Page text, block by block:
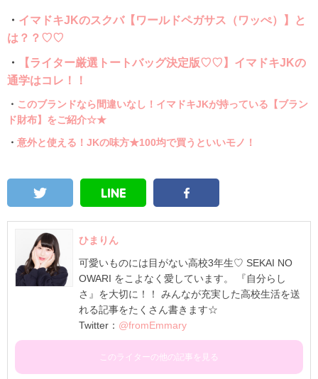
・ イマドキJKのスクバ【ワールドペガサス（ワッぺ）】と
は？？♡♡
・
【ライター厳選トートバッグ決定版♡♡】イマドキJKの
通学はコレ！！
・ このブランドなら間違いなし！イマドキJKが持っている【ブラン
ド財布】をご紹介☆★
・ 意外と使える！JKの味方★100均で買うといいモノ！
ひまりん
可愛いものには目がない高校3年生♡ SEKAI NO
OWARI をこよなく愛しています。 『自分らし
さ』を大切に！！ みんなが充実した高校生活を送
れる記事をたくさん書きます☆
Twitter： @fromEmmary
このライターの他の記事を見る